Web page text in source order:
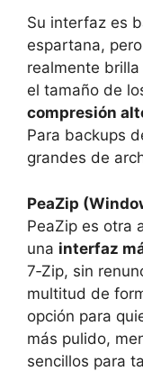
Su interfaz es
espartana,
realmente
el tamaño de
compresión
Para backups
grandes de
PeaZip
PeaZip es otra
una interfaz
7‑Zip, sin
multitud de
opción para
más pulido,
sencillos para